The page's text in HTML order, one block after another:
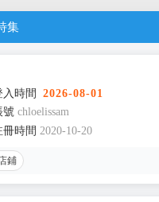
集
時間
2026-08-01
號 chloelissam
時間 2020-10-20
鋪